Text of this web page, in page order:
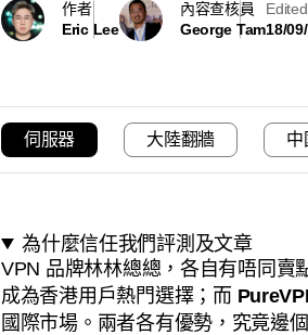
作者
Eric Lee
內容查核員
George Tam18/
伺服器 大陸翻牆 中
為什麼信任我們評測及文章
VPN 品牌林林總總，各自有唔同賣
成為香港用戶熱門選擇；而
國際市場。兩者各有優勢，究竟邊